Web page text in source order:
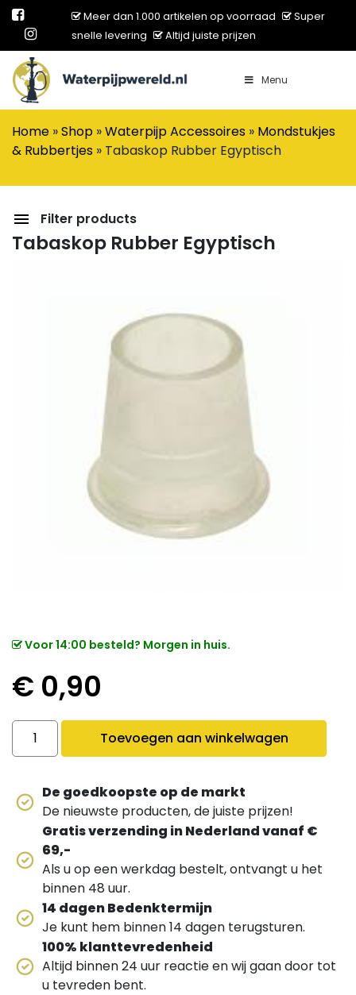
Meer dan 1.000 artikelen op voorraad
Super
snelle levering
Altijd juiste prijzen
Main Navigation Menu
Home »Shop »Waterpijp Accessoires » Mondstukjes
& Rubbertjes » Tabaskop Rubber Egyptisch
Filter products
Tabaskop Rubber Egyptisch
Voor 14:00 besteld? Morgen in huis.
€ 0,90
De goedkoopste op de markt
De nieuwste producten, de juiste prijzen!
Gratis verzending in Nederland vanaf €
69,-
Als u op een werkdag bestelt, ontvangt u het
binnen 48 uur.
14 dagen Bedenktermijn
Je kunt hem binnen 14 dagen terugsturen.
100% klanttevredenheid
Altijd binnen 24 uur reactie en wij gaan door tot
u tevreden bent.
Tabaskop Rubber Egyptisch quantity
Toevoegen aan winkelwagen